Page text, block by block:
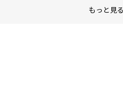
もっと見る